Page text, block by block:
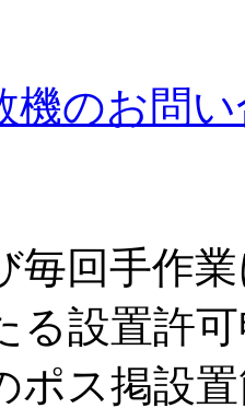
機のお問
毎回手作
る設置許
ポス掲設